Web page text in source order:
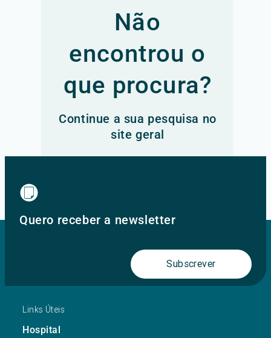
Não
encontrou o
que procura?
Continue a sua pesquisa no
site geral
Quero receber a newsletter
Subscrever
Links Úteis
Hospital